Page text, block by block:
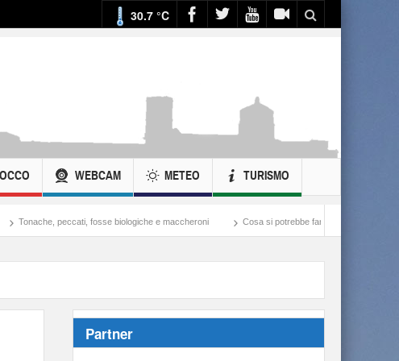
30.7 °C
WEBCAM METEO TURISMO
fosse biologiche e maccheroni Cosa si potrebbe fare con ciò che si spende nella guerra
Partner